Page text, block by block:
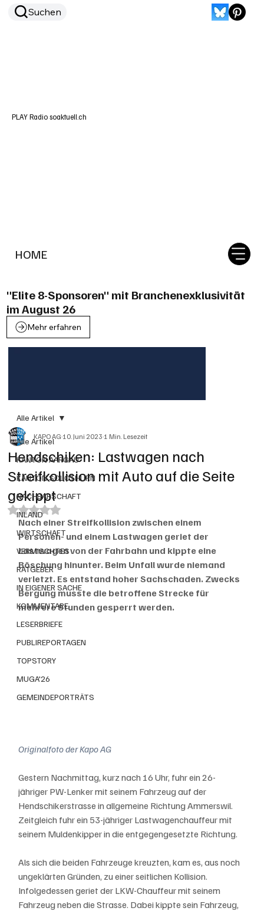
HOME
Suchen
PLAY Radio soaktuell.ch
"Elite 8-Sponsoren" mit Branchenexklusivität
im August 26
Mehr erfahren
Alle Artikel
KANTON AARGAU
KANTON SOLOTHURN
NACHBARSCHAFT
INLAND
WIRTSCHAFT
VERMISCHTES
RATGEBER
IN EIGENER SACHE
KOMMENTARE
LESERBRIEFE
PUBLIREPORTAGEN
TOPSTORY
MUGA'26
GEMEINDEPORTRÄTS
Alle Artikel
Hendschiken: Lastwagen nach
Streifkollision mit Auto auf die Seite
gekippt
KAPO AG10. Juni 20231 Min. Lesezeit
Mit NaN von 5 Sternen bewertet.
Nach einer Streifkollision zwischen einem
Personen- und einem Lastwagen geriet der
Lastwagen von der Fahrbahn und kippte eine
Böschung hinunter. Beim Unfall wurde niemand
verletzt. Es entstand hoher Sachschaden. Zwecks
Bergung musste die betroffene Strecke für
mehrere Stunden gesperrt werden.
Originalfoto der Kapo AG
Gestern Nachmittag, kurz nach 16 Uhr, fuhr ein 26-
jähriger PW-Lenker mit seinem Fahrzeug auf der
Hendschikerstrasse in allgemeine Richtung Ammerswil.
Zeitgleich fuhr ein 53-jähriger Lastwagenchauffeur mit
seinem Muldenkipper in die entgegengesetzte Richtung.
Als sich die beiden Fahrzeuge kreuzten, kam es, aus noch
ungeklärten Gründen, zu einer seitlichen Kollision.
Infolgedessen geriet der LKW-Chauffeur mit seinem
Fahrzeug neben die Strasse. Dabei kippte sein Fahrzeug,